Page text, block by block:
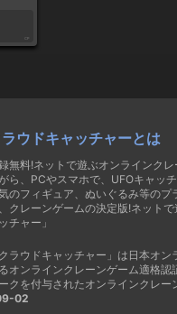
CP
ウドキャッチャーとは
無料!ネットで遊ぶオンラインク
ら、PCやスマホで、UFOキャッ
のフィギュア、ぬいぐるみ等の
クレーンゲームの決定版!ネット
チャー」
クラウドキャッチャー」は日本オ
オンラインクレーンゲーム適格
クを付与されたオンラインクレー
02